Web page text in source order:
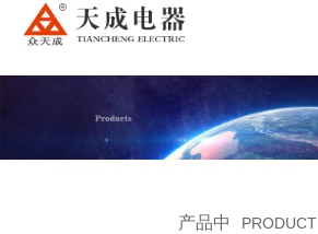
万搏体育
产品中 PRODUCT